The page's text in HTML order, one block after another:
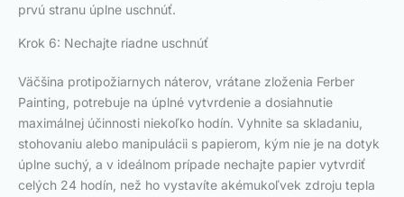
prvú stranu úplne uschnúť.
Krok 6: Nechajte riadne uschnúť
Väčšina protipožiarnych náterov, vrátane zloženia Ferber
Painting, potrebuje na úplné vytvrdenie a dosiahnutie
maximálnej účinnosti niekoľko hodín. Vyhnite sa skladaniu,
stohovaniu alebo manipulácii s papierom, kým nie je na dotyk
úplne suchý, a v ideálnom prípade nechajte papier vytvrdiť
celých 24 hodín, než ho vystavíte akémukoľvek zdroju tepla